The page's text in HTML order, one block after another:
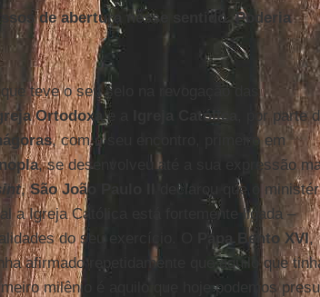
de abertura nesse sentido. Poderia
teve o seu selo na revogação das
Ortodoxa e a Igreja Católica
, por parte
, com o seu encontro, primeiro em
, se desenvolveu até a sua expressão
,São João Paulo II
declarou que o
a Igreja Católica está fortemente ligada –
do seu exercício. O
Papa Bento XVI,
afirmado repetidamente que aquilo que
milênio é aquilo que hoje podemos